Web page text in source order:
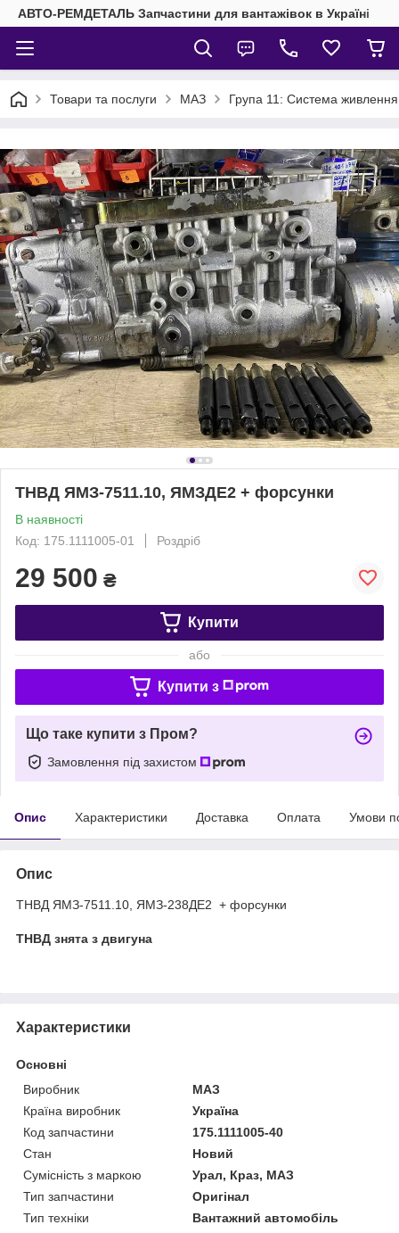
АВТО-РЕМДЕТАЛЬ Запчастини для вантажівок в Україні
Товари та послуги МАЗ Група 11: Система
ТНВД ЯМЗ-7511.10, ЯМЗДЕ2 + форсунки
В наявності
Код: 175.1111005-01
Роздріб
29 500 ₴
Купити
або
Купити з
Що таке купити з Пром?
Замовлення під захистом
Опис Характеристики Доставка Оплата Умови
Опис
ТНВД ЯМЗ-7511.10, ЯМЗ-238ДЕ2 + форсунки
ТНВД знята з двигуна
Характеристики
Основні
Виробник
МАЗ
Країна виробник
Україна
Код запчастини
175.1111005-40
Стан
Новий
Сумісність з маркою
Урал, Краз, МАЗ
Тип запчастини
Оригінал
Тип техніки
Вантажний автомобіль